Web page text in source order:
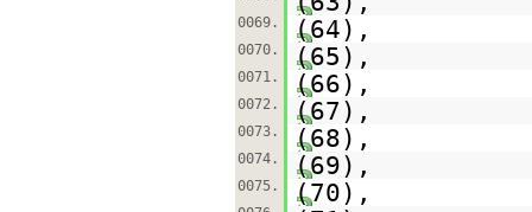
0069. (64),
0070. (65),
0071. (66),
0072. (67),
0073. (68),
0074. (69),
0075. (70),